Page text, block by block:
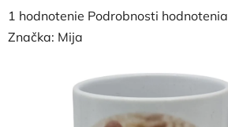
Priemerné
hodnotenie
1 hodnotenie Podrobnosti hodnotenia
Značka: Mija